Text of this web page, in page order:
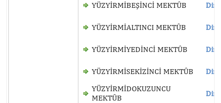
YÜZYİRMİBEŞİNCİ MEKTÛB
YÜZYİRMİALTINCI MEKTÛB
YÜZYİRMİYEDİNCİ MEKTÛB
YÜZYİRMİSEKİZİNCİ MEKTÛB
YÜZYİRMİDOKUZUNCU
MEKTÛB